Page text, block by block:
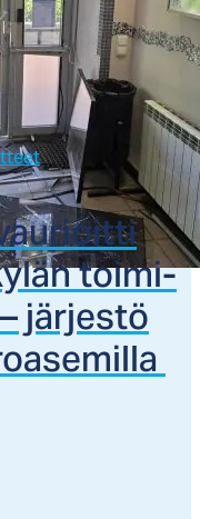
toi­mi­
jär­jes­tö